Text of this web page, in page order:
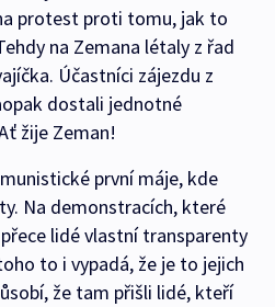
protest proti tomu, jak to
na Zemana létaly z řad
Účastníci zájezdu z
dostali jednotné
žije Zeman!
první máje, kde
Na demonstracích, které
lidé vlastní transparenty
to i vypadá, že je to jejich
že tam přišli lidé, kteří